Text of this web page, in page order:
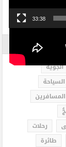
33:38
الجوية
السياحة
المسافرين
رحلات
طائرة